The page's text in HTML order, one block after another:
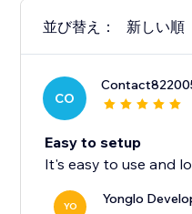
並び替え： 新しい順
CO
Easy to setup
It's easy to use and
YO Yonglo